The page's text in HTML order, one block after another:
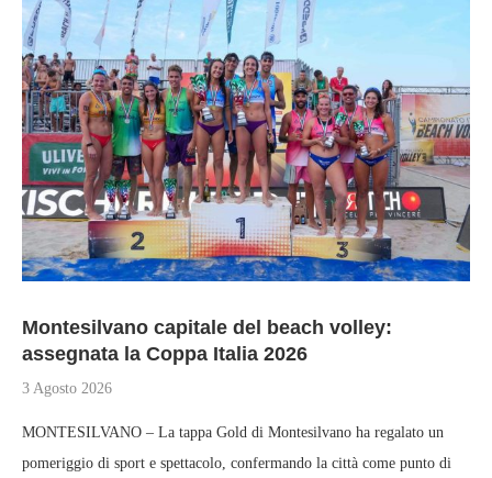
Montesilvano capitale del beach volley:
assegnata la Coppa Italia 2026
3 Agosto 2026
MONTESILVANO – La tappa Gold di Montesilvano ha regalato un
pomeriggio di sport e spettacolo, confermando la città come punto di